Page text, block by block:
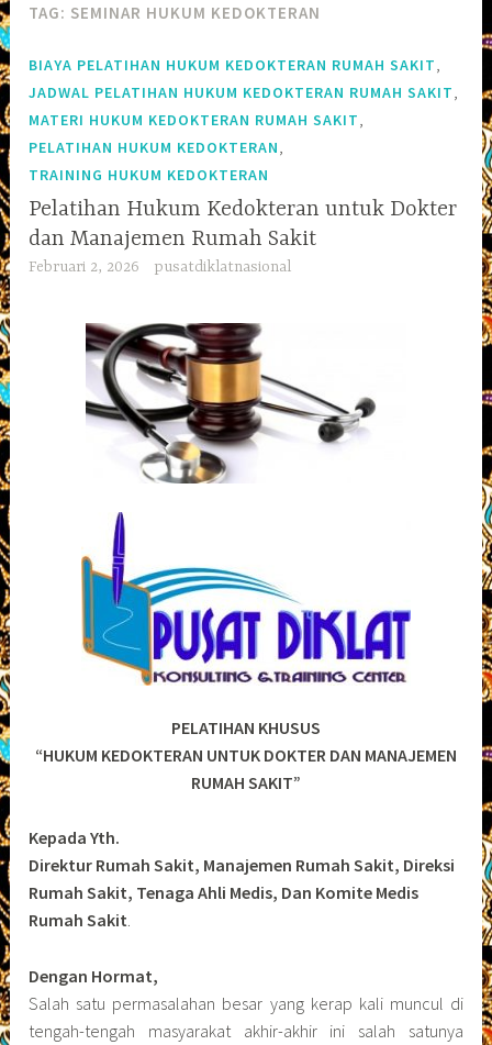
TAG: SEMINAR HUKUM KEDOKTERAN
BIAYA PELATIHAN HUKUM KEDOKTERAN RUMAH SAKIT
JADWAL PELATIHAN HUKUM KEDOKTERAN RUMAH SAKIT
MATERI HUKUM KEDOKTERAN RUMAH SAKIT
PELATIHAN HUKUM KEDOKTERAN
TRAINING HUKUM KEDOKTERAN
Pelatihan Hukum Kedokteran untuk Dokter
dan Manajemen Rumah Sakit
Februari 2, 2026 pusatdiklatnasional
PELATIHAN KHUSUS
“HUKUM KEDOKTERAN UNTUK DOKTER DAN MANAJEMEN
RUMAH SAKIT”
Kepada Yth.
Direktur Rumah Sakit, Manajemen Rumah Sakit, Direksi
Rumah Sakit, Tenaga Ahli Medis, Dan Komite Medis
Rumah Sakit.
Dengan Hormat,
Salah satu permasalahan besar yang kerap kali muncul di
tengah-tengah masyarakat akhir-akhir ini salah satunya